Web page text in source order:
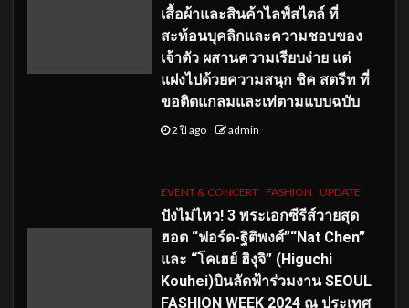
เสื้อผ้าและสินค้าไลฟ์สไตล์ ที่
สะท้อนบุคลิกและความชอบของ
เจ้าตัว ผสานความเรียบง่าย แต่
แฝงไปด้วยความสนุก ชิค สตรีท ที่
ขอติดแกลมและเท่ตามแบบฉบับ
2 ปี ago admin
EVENT & CONCERT FASHION UPDATE
ปังไม่ไหว! 3 พระเอกซีรีส์วายสุด
ฮอต “ฟอร์ด-ฐิติพงศ์”“Nat Chen”
และ “โคเฮย์ ฮิงุจิ” (Higuchi
Kouhei)บินลัดฟ้าร่วมงาน SEOUL
FASHION WEEK 2024 ณ ประเทศ